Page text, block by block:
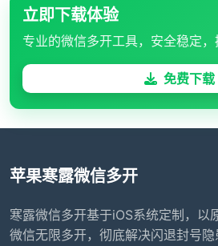
立即下载体验
专业的微信多开工具，安全稳定
免费下载
苹果寒露微信多开
寒露微信多开基于iOS系统定制，以
微信无限多开，彻底解决闪退封号